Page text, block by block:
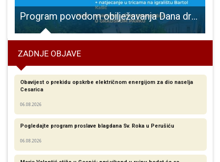
Program povodom obilježavanja Dana državnosti u Otočcu.
ZADNJE OBJAVE
Obavijest o prekidu opskrbe električnom energijom za dio naselja
Cesarica
06.08.2026
Pogledajte program proslave blagdana Sv. Roka u Perušiću
06.08.2026